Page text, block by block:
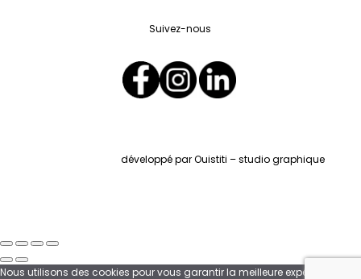
Suivez-nous
développé par Ouistiti – studio graphique
Nous utilisons des cookies pour vous garantir la meilleure expérience sur